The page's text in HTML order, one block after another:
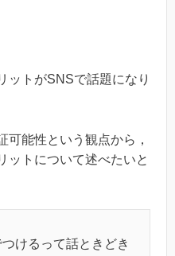
ットがSNSで話題になり
可能性という観点から，
ットについて述べたいと
けるって話ときどき